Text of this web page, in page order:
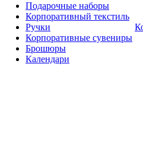
Подарочные наборы
Корпоративный текстиль
Ручки
Корпоративные сувениры
Брошюры
Календари